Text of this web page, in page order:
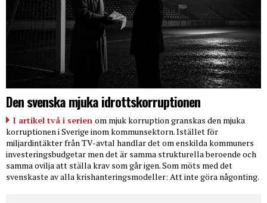
Den svenska mjuka idrottskorruptionen
I artikel två i serien om mjuk korruption granskas den mjuka
korruptionen i Sverige inom kommunsektorn. Istället för
miljardintäkter från TV-avtal handlar det om enskilda kommuners
investeringsbudgetar men det är samma strukturella beroende och
samma ovilja att ställa krav som går igen. Som möts med det
svenskaste av alla krishanteringsmodeller: Att inte göra någonting.